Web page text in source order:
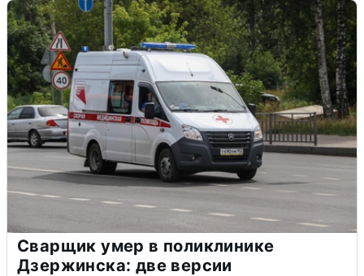
Сварщик умер в поликлинике
Дзержинска: две версии